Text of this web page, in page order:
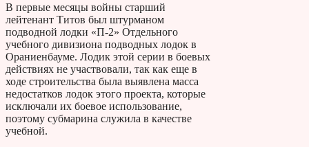
В первые месяцы войны старший
лейтенант Титов был штурманом
подводной лодки «П-2» Отдельного
учебного дивизиона подводных лодок в
Ораниенбауме. Лодик этой серии в боевых
действиях не участвовали, так как еще в
ходе строительства была выявлена масса
недостатков лодок этого проекта, которые
исключали их боевое использование,
поэтому субмарина служила в качестве
учебной.